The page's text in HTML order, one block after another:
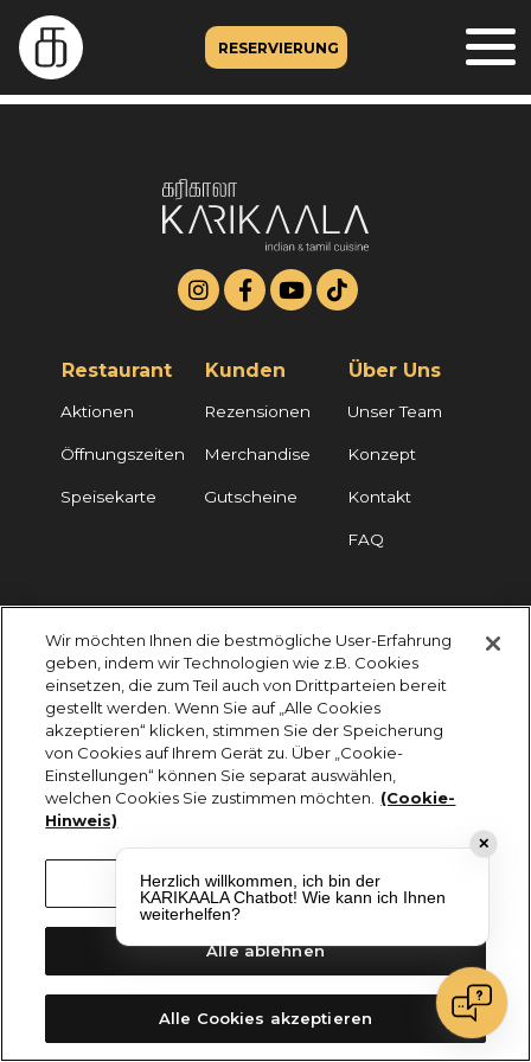
RESERVIERUNG
Restaurant
Aktionen
Öffnungszeiten
Speisekarte
Kunden
Rezensionen
Merchandise
Gutscheine
Über Uns
Unser Team
Konzept
Kontakt
FAQ
KARIKAALA ©2026 - Saily Food Service GmbH
Alle Rechte vorbehalten
Wir möchten Ihnen die bestmögliche User-Erfahrung
geben, indem wir Technologien wie z.B. Cookies
einsetzen, die zum Teil auch von Drittparteien bereit
gestellt werden. Wenn Sie auf „Alle Cookies
akzeptieren“ klicken, stimmen Sie der Speicherung
von Cookies auf Ihrem Gerät zu. Über „Cookie-
Einstellungen“ können Sie separat auswählen,
welchen Cookies Sie zustimmen möchten.
(Cookie-
Hinweis)
Cookie-Einstellungen
Alle ablehnen
Alle Cookies akzeptieren
✕
Herzlich willkommen, ich bin der
KARIKAALA Chatbot! Wie kann ich Ihnen
weiterhelfen?